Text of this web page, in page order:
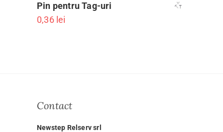
Pin pentru Tag-uri
0,36 lei
Contact
Newstep Relserv srl